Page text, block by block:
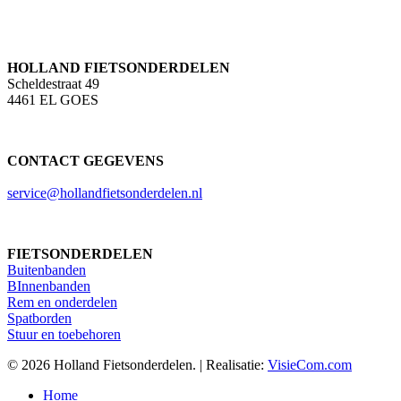
HOLLAND FIETSONDERDELEN
Scheldestraat 49
4461 EL GOES
CONTACT GEGEVENS
service@hollandfietsonderdelen.nl
FIETSONDERDELEN
Buitenbanden
BInnenbanden
Rem en onderdelen
Spatborden
Stuur en toebehoren
© 2026 Holland Fietsonderdelen. | Realisatie: VisieCom.com
Close
Home